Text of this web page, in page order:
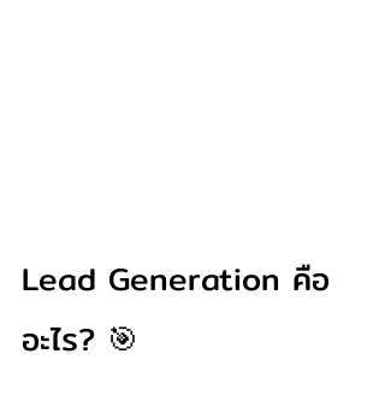
Lead Generation คือ
อะไร? 🎯